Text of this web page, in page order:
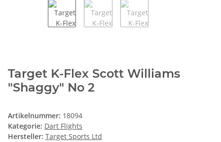
Target K-Flex Scott Williams
"Shaggy" No 2
Artikelnummer: 18094
Kategorie: Dart Flights
Hersteller: Target Sports Ltd